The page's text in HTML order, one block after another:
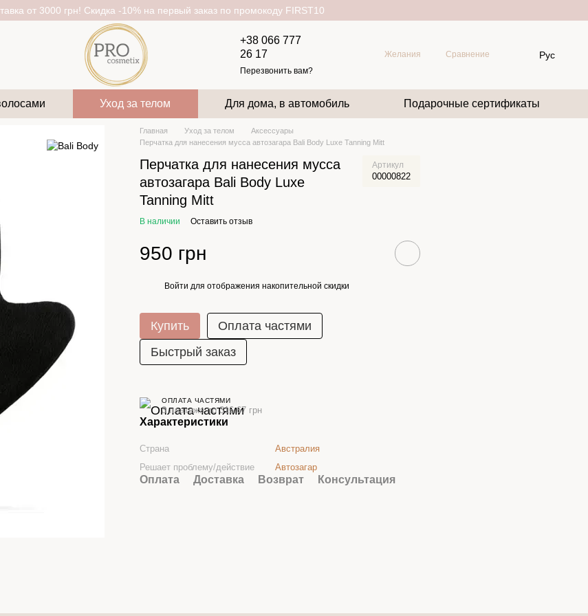
от 3000 грн! Скидка -10% на первый заказ по промокоду FIRST10
+38 066 777
26 17
Перезвонить вам?
Желания Сравнение Рус
Уход за телом Для дома, в автомобиль Подарочные сертификаты
Главная Уход за телом
Аксессуары
Перчатка для нанесения мусса автозагара Bali Body Luxe Tanning Mitt
Перчатка для нанесения мусса
автозагара Bali Body Luxe
Tanning Mitt
Артикул
00000822
В наличии Оставить отзыв
950 грн
Войти для отображения накопительной скидки
Купить
Оплата частями
Быстрый заказ
ОПЛАТА ЧАСТЯМИ
3 платежа по 316.67 грн
Характеристики
Страна
Австралия
Решает проблему/действие
Автозагар
Оплата Доставка Возврат Консультация